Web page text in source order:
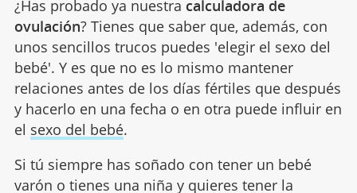
¿Has probado ya nuestra calculadora de
ovulación? Tienes que saber que, además, con
unos sencillos trucos puedes 'elegir el sexo del
bebé'. Y es que no es lo mismo mantener
relaciones antes de los días fértiles que después
y hacerlo en una fecha o en otra puede influir en
el sexo del bebé.
Si tú siempre has soñado con tener un bebé
varón o tienes una niña y quieres tener la